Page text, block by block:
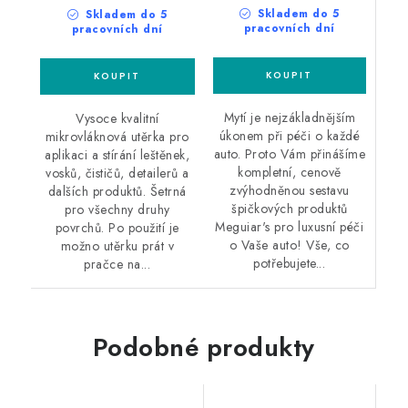
Skladem do 5
pracovních dní
Vysoce kvalitní
mikrovláknová utěrka pro
aplikaci a stírání leštěnek,
vosků, čističů, detailerů a
dalších produktů. Šetrná
pro všechny druhy
povrchů. Po použití je
možno utěrku prát v
pračce na...
Skladem do 5
pracovních dní
Mytí je nejzákladnějším
úkonem při péči o každé
auto. Proto Vám přinášíme
kompletní, cenově
zvýhodněnou sestavu
špičkových produktů
Meguiar's pro luxusní péči
o Vaše auto! Vše, co
potřebujete...
Podobné produkty